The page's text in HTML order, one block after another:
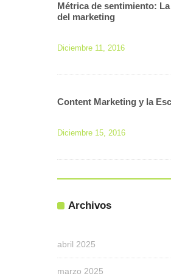
Métrica de sentimiento:
del marketing
Diciembre 11, 2016
Content Marketing y la
Diciembre 15, 2016
Archivos
abril 2025
marzo 2025